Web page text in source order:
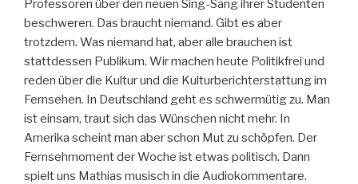
Professoren über den neuen Sing-Sang ihrer Studenten
beschweren. Das braucht niemand. Gibt es aber
trotzdem. Was niemand hat, aber alle brauchen ist
stattdessen Publikum. Wir machen heute Politikfrei und
reden über die Kultur und die Kulturberichterstattung im
Fernsehen. In Deutschland geht es schwermütig zu. Man
ist einsam, traut sich das Wünschen nicht mehr. In
Amerika scheint man aber schon Mut zu schöpfen. Der
Fernsehmoment der Woche ist etwas politisch. Dann
spielt uns Mathias musisch in die Audiokommentare.